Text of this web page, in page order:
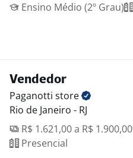
Ensino Médio (2º Grau)
Vendedor
Paganotti store
Rio de Janeiro - RJ
R$ 1.621,00 a R$ 1.900,00
Presencial